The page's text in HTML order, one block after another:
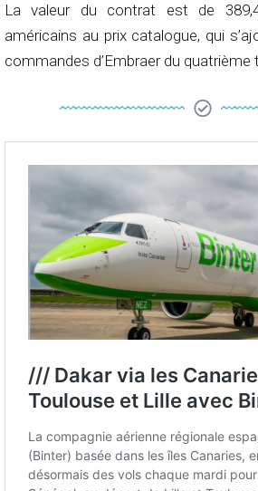
La valeur du contrat est de
américains au prix catalogue, qui
commandes d’Embraer du quatrième